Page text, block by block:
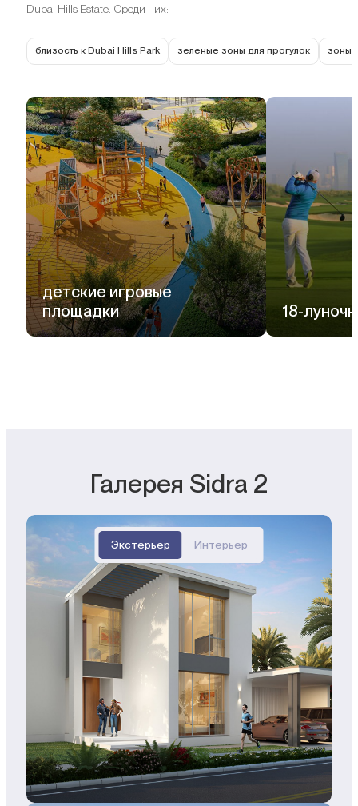
Dubai Hills Estate. Среди них:
детские игровые
площадки
18-
близость к Dubai Hills Park зеленые зоны для прогулок зоны
Галерея Sidra 2
Экстерьер Интерьер